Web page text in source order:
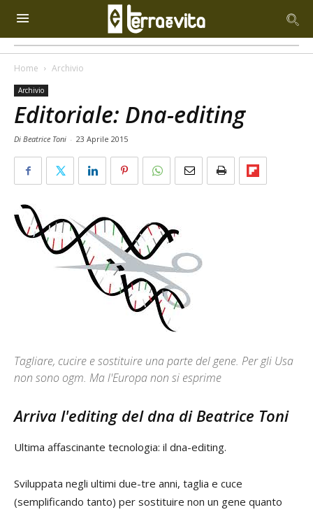
Home Archivio
Archivio
Editoriale: Dna-editing
Di Beatrice Toni - 23 Aprile 2015
Tagliare, cucire e sostituire una parte del gene. Per gli Usa
non sono ogm. Ma l'Europa non si esprime
Arriva l'editing del dna diBeatrice Toni
Ultima affascinante tecnologia: il dna-editing.
Sviluppata negli ultimi due-tre anni, taglia e cuce
(semplificando tanto) per sostituire non un gene quanto